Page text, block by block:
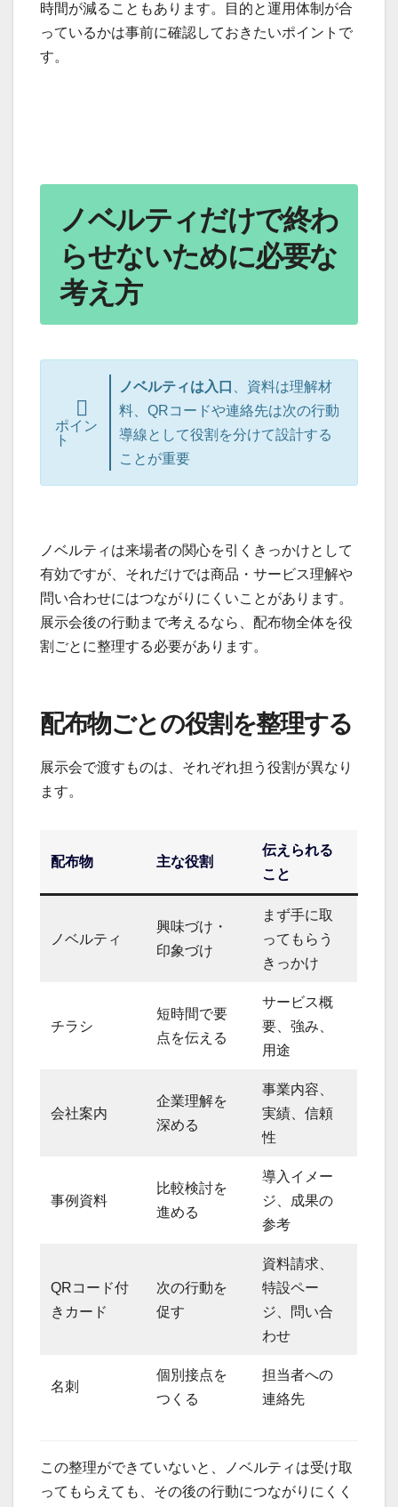
時間が減ることもあります。目的と運用体制が合
っているかは事前に確認しておきたいポイントで
す。
ノベルティだけで終わ
らせないために必要な
考え方
ポイン
ト
ノベルティは入口
、資料は理解材
料、QRコードや連絡先は次の行動
導線として役割を分けて設計する
ことが重要
ノベルティは来場者の関心を引くきっかけとして
有効ですが、それだけでは商品・サービス理解や
問い合わせにはつながりにくいことがあります。
展示会後の行動まで考えるなら、配布物全体を役
割ごとに整理する必要があります。
配布物ごとの役割を整理する
展示会で渡すものは、それぞれ担う役割が異なり
ます。
配布物 主な役割
伝えられる
こと
ノベルティ
興味づけ・
印象づけ
まず手に取
ってもらう
きっかけ
チラシ
短時間で要
点を伝える
サービス概
要、強み、
用途
会社案内
企業理解を
深める
事業内容、
実績、信頼
性
事例資料
比較検討を
進める
導入イメー
ジ、成果の
参考
QRコード付
きカード
次の行動を
促す
資料請求、
特設ペー
ジ、問い合
わせ
名刺
個別接点を
つくる
担当者への
連絡先
この整理ができていないと、ノベルティは受け取
ってもらえても、その後の行動につながりにくく